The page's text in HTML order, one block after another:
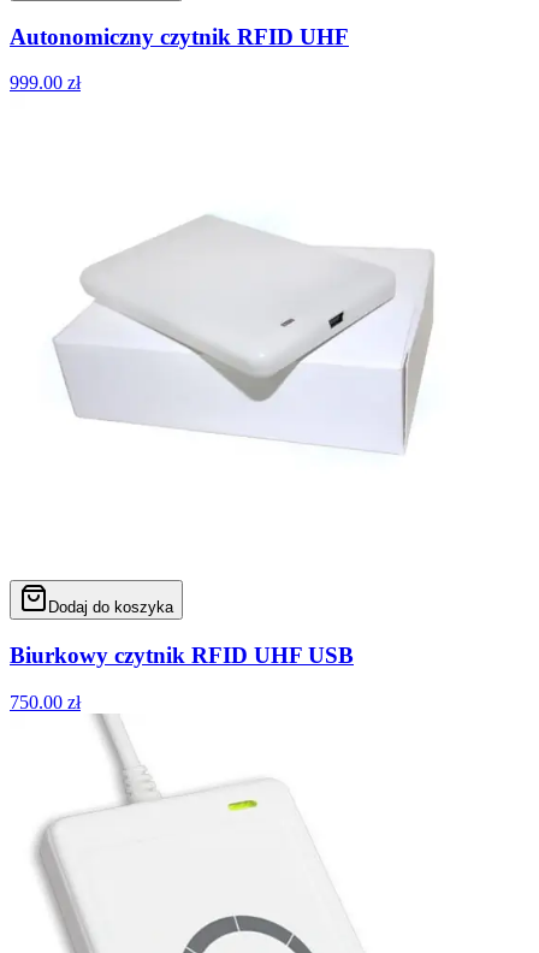
Autonomiczny czytnik RFID UHF
999.00 zł
Dodaj do koszyka
Biurkowy czytnik RFID UHF USB
750.00 zł